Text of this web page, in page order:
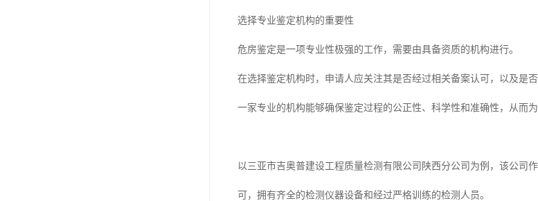
选择专业鉴定机构的重要性
危房鉴定是一项专业性极强的工作，需要由具备资质的机构进行。
在选择鉴定机构时，申请人应关注其是否经过相关备案认可，以及是
一家专业的机构能够确保鉴定过程的公正性、科学性和准确性，从而
以三亚市吉奥普建设工程质量检测有限公司陕西分公司为例，该公司
可，拥有齐全的检测仪器设备和经过严格训练的检测人员。